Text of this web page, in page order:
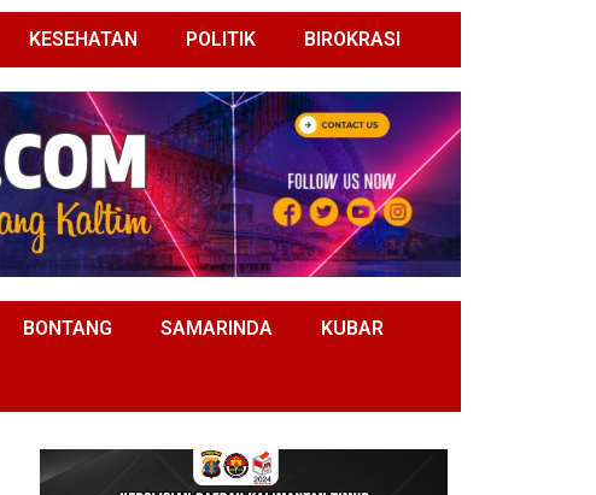
KESEHATAN POLITIK BIROKRASI
BONTANG SAMARINDA KUBAR